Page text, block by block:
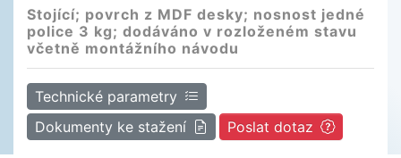
Stojící; povrch z MDF desky; nosnost jedné
police 3 kg; dodáváno v rozloženém stavu
včetně montážního návodu
Technické parametry
Dokumenty ke stažení
Poslat dotaz